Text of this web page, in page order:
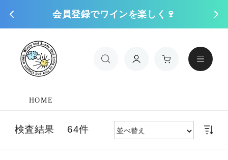
会員登録でワインを楽しく🍷
HOME
検査結果 64件